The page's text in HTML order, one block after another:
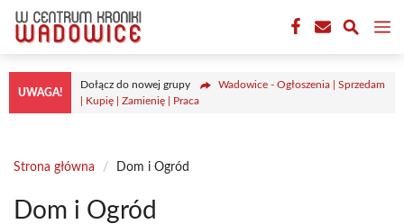
Przejdź
treści
UWAGA!
Dołącz do nowej grupy
Wadowice - Ogłoszenia | Sprzedam
| Kupię | Zamienię | Praca
Strona główna / Dom i Ogród
Dom i Ogród